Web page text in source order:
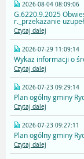
2026-08-04 08:09:06
G.6220.9.2025
r._przekazanie
Czytaj dalej
2026-07-29 11:09:14
Wykaz informacji o
Czytaj dalej
2026-07-23 09:29:14
Plan ogólny gminy
Czytaj dalej
2026-07-23 09:27:11
Plan ogólny gminy
Czytaj dalej